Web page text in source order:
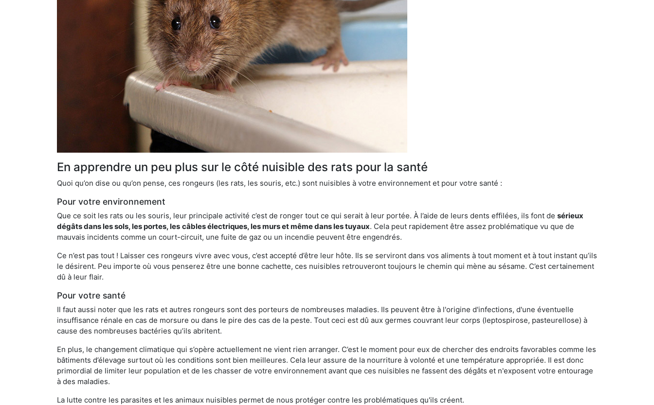
En apprendre un peu plus sur le côté nuisible des rats pour la santé
Quoi qu’on dise ou qu’on pense, ces rongeurs (les rats, les souris, etc.) sont nuisibles à votre environnement et pour votre santé :
Pour votre environnement
Que ce soit les rats ou les souris, leur principale activité c’est de ronger tout ce qui serait à leur portée. À l’aide de leurs dents effilées, ils font de sérieux
dégâts dans les sols, les portes, les câbles électriques, les murs et même dans les tuyaux. Cela peut rapidement être assez problématique vu que de
mauvais incidents comme un court-circuit, une fuite de gaz ou un incendie peuvent être engendrés.
Ce n’est pas tout ! Laisser ces rongeurs vivre avec vous, c’est accepté d’être leur hôte. Ils se serviront dans vos aliments à tout moment et à tout instant qu’ils
le désirent. Peu importe où vous penserez être une bonne cachette, ces nuisibles retrouveront toujours le chemin qui mène au sésame. C’est certainement
dû à leur flair.
Pour votre santé
Il faut aussi noter que les rats et autres rongeurs sont des porteurs de nombreuses maladies. Ils peuvent être à l'origine d'infections, d'une éventuelle
insuffisance rénale en cas de morsure ou dans le pire des cas de la peste. Tout ceci est dû aux germes couvrant leur corps (leptospirose, pasteurellose) à
cause des nombreuses bactéries qu’ils abritent.
En plus, le changement climatique qui s’opère actuellement ne vient rien arranger. C’est le moment pour eux de chercher des endroits favorables comme les
bâtiments d’élevage surtout où les conditions sont bien meilleures. Cela leur assure de la nourriture à volonté et une température appropriée. Il est donc
primordial de limiter leur population et de les chasser de votre environnement avant que ces nuisibles ne fassent des dégâts et n'exposent votre entourage
à des maladies.
La lutte contre les parasites et les animaux nuisibles permet de nous protéger contre les problématiques qu'ils créent.